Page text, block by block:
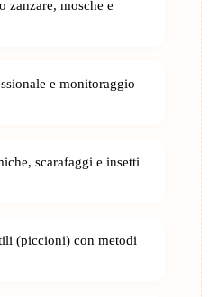
zanzare, mosche e
e monitoraggio
scarafaggi e insetti
(piccioni) con metodi